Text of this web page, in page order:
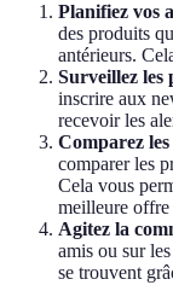
Planifiez vos
des produits
antérieurs.
Surveillez les
inscrire aux
recevoir les
Comparez
comparer les
Cela vous
meilleure
Agitez la
amis ou sur
se trouvent